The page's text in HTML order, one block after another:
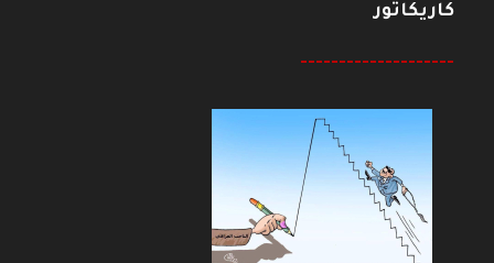
كاريكاتور
--------------------